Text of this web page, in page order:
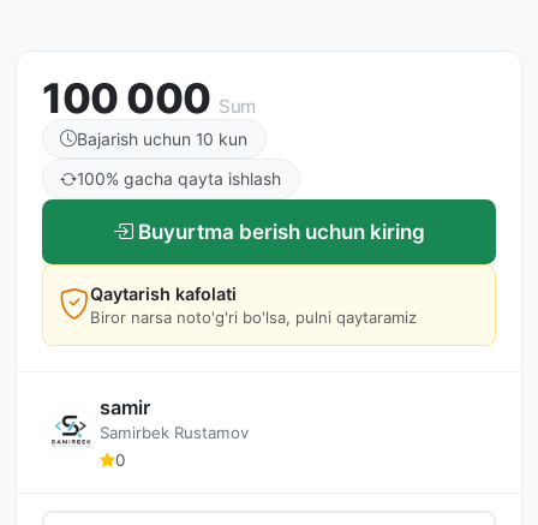
100 000 Sum
Bajarish uchun 10 kun
100% gacha qayta ishlash
Buyurtma berish uchun kiring
Qaytarish kafolati
Biror narsa noto'g'ri bo'lsa, pulni qaytaramiz
samir
Samirbek Rustamov
0